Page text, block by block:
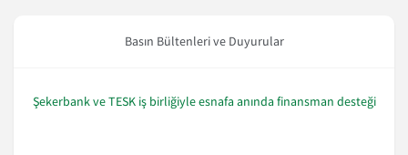
Basın Bültenleri ve Duyurular
Şekerbank ve TESK iş birliğiyle esnafa anında finansman desteği